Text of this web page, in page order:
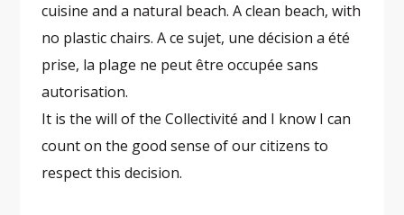
cuisine and a natural beach. A clean beach, with
no plastic chairs. A ce sujet, une décision a été
prise, la plage ne peut être occupée sans
autorisation.
It is the will of the Collectivité and I know I can
count on the good sense of our citizens to
respect this decision.